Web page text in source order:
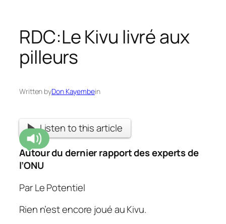
RDC:Le Kivu livré aux
pilleurs
Written byDon Kayembein
Listen to this article
Autour du dernier rapport des experts de
l’ONU
Par Le Potentiel
Rien n’est encore joué au Kivu.